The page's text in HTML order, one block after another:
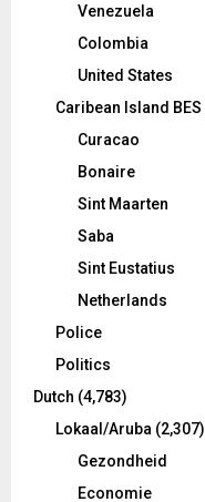
Venezuela
Colombia
United States
Caribean Island BES
Curacao
Bonaire
Sint Maarten
Saba
Sint Eustatius
Netherlands
Police
Politics
Dutch (4,783)
Lokaal/Aruba (2,307)
Gezondheid
Economie